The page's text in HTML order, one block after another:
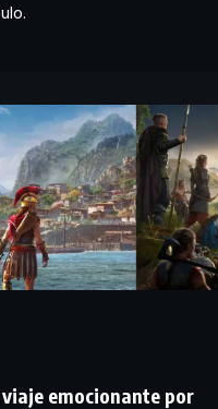
viaje emocionante por